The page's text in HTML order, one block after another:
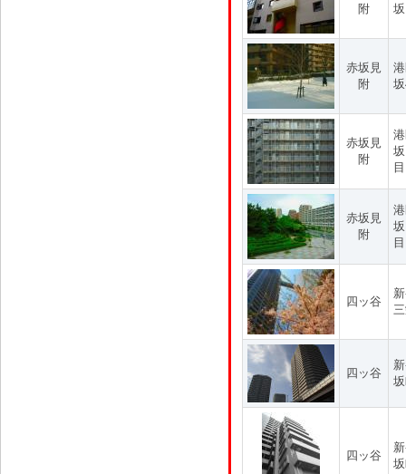
附
赤坂見
附
赤坂見
附
目
赤坂見
附
目
四ッ谷
四ッ谷
四ッ谷